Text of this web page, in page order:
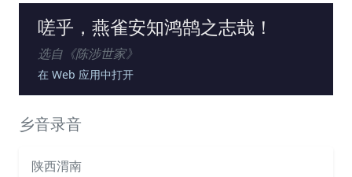
嗟乎，燕雀安知鸿鹄之志哉！
选自《陈涉世家》
在 Web 应用中打开
乡音录音
陕西渭南